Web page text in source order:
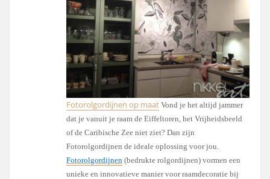
Fotorolgordijnen op maat Vond je het altijd jammer
dat je vanuit je raam de Eiffeltoren, het Vrijheidsbeeld
of de Caribische Zee niet ziet? Dan zijn
Fotorolgordijnen de ideale oplossing voor jou.
Fotorolgordijnen (bedrukte rolgordijnen) vormen een
unieke en innovatieve manier voor raamdecoratie bij